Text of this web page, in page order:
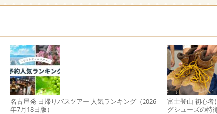
名古屋発 日帰りバスツアー 人気ランキング（2026
年7月18日版）
富士登山 初心者
グシューズの特